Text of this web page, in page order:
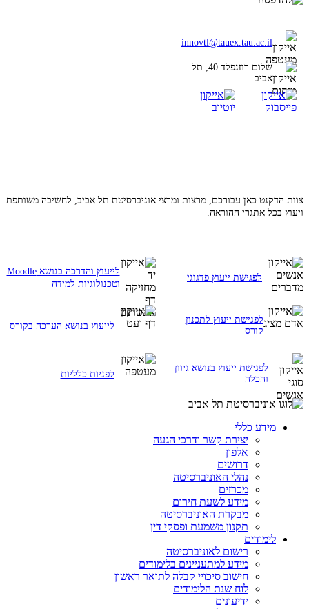
innovtl@tauex.tau.ac.il
שלום רוזנפלד 40, תל
אביב
צוות הדקנט כאן עבורכם, מרצות ומרצי אוניברסיטת תל אביב, לחשיבה משותפת
ויעוץ בכל אתגרי ההוראה.
לפגישת ייעוץ פדגוגי
לייעוץ והדרכה בנושא Moodle
וטכנולוגיות למידה
לפגישת ייעוץ לתכנון
קורס
לייעוץ בנושא הערכה בקורס
לפגישת ייעוץ בנושא גיוון
והכלה
לפניות כלליות
מידע כללי
יצירת קשר ודרכי הגעה
אלפון
דרושים
נהלי האוניברסיטה
מכרזים
מידע לשעת חירום
מבקרת האוניברסיטה
תקנון משמעת ופסקי דין
לימודים
רישום לאוניברסיטה
מידע למתעניינים בלימודים
חישוב סיכויי קבלה לתואר ראשון
לוח שנת הלימודים
ידיעונים